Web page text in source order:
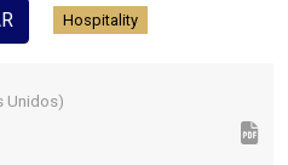
Hospitality
Unidos)